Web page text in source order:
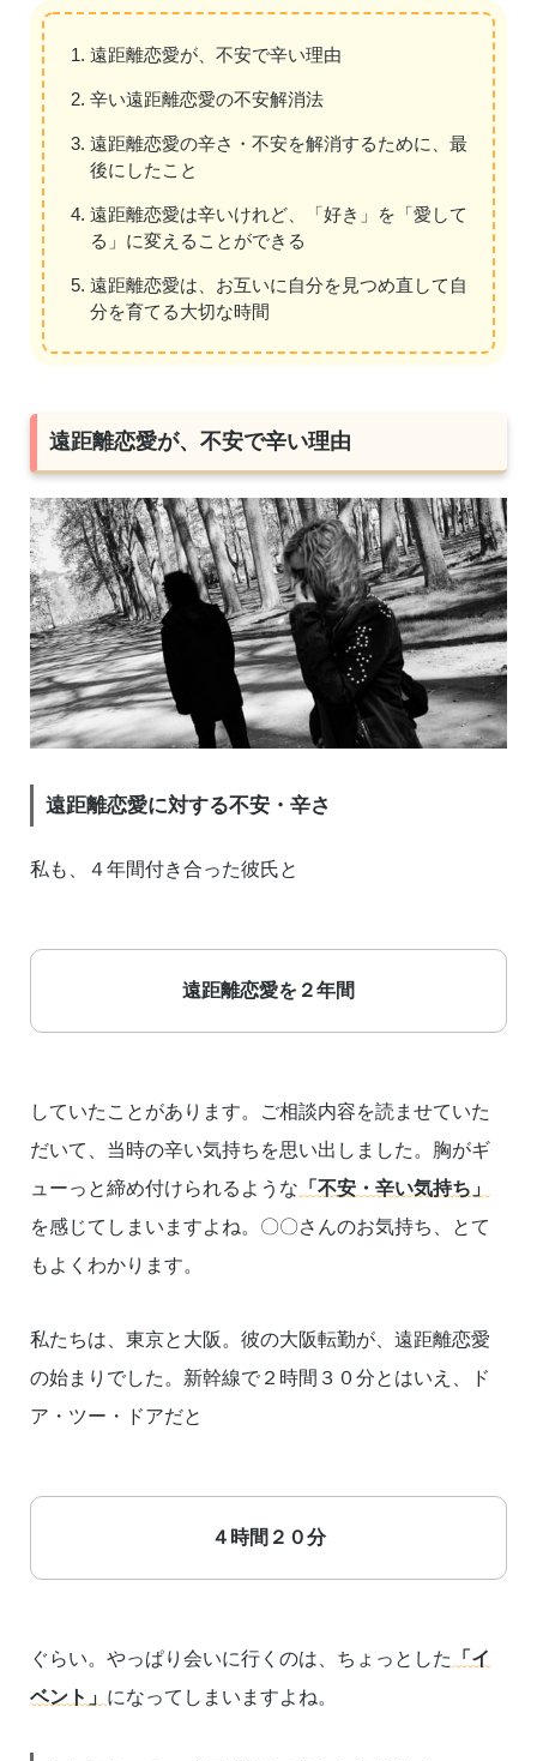
遠距離恋愛が、不安で辛い理由
辛い遠距離恋愛の不安解消法
遠距離恋愛の辛さ・不安を解消するために、最
後にしたこと
遠距離恋愛は辛いけれど、「好き」を「愛して
る」に変えることができる
遠距離恋愛は、お互いに自分を見つめ直して自
分を育てる大切な時間
遠距離恋愛が、不安で辛い理由
遠距離恋愛に対する不安・辛さ
私も、４年間付き合った彼氏と
遠距離恋愛を２年間
していたことがあります。ご相談内容を読ませていた
だいて、当時の辛い気持ちを思い出しました。胸がギ
ューっと締め付けられるような 「不安・辛い気持ち」
を感じてしまいますよね。〇〇さんのお気持ち、とて
もよくわかります。
私たちは、東京と大阪。彼の大阪転勤が、遠距離恋愛
の始まりでした。新幹線で２時間３０分とはいえ、ド
ア・ツー・ドアだと
４時間２０分
ぐらい。やっぱり会いに行くのは、ちょっとした
「イ
ベント」 になってしまいますよね。